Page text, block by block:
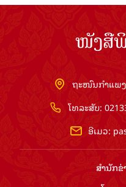
ໜັງສື
ຖະໜົນກຳແພງ
ໂທລະສັບ:
ອີເມວ:
ສຳ​ນັກ​